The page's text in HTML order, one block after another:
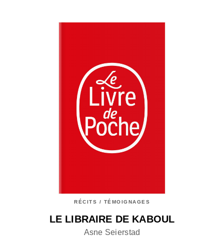
RÉCITS / TÉMOIGNAGES
LE LIBRAIRE DE KABOUL
Asne Seierstad